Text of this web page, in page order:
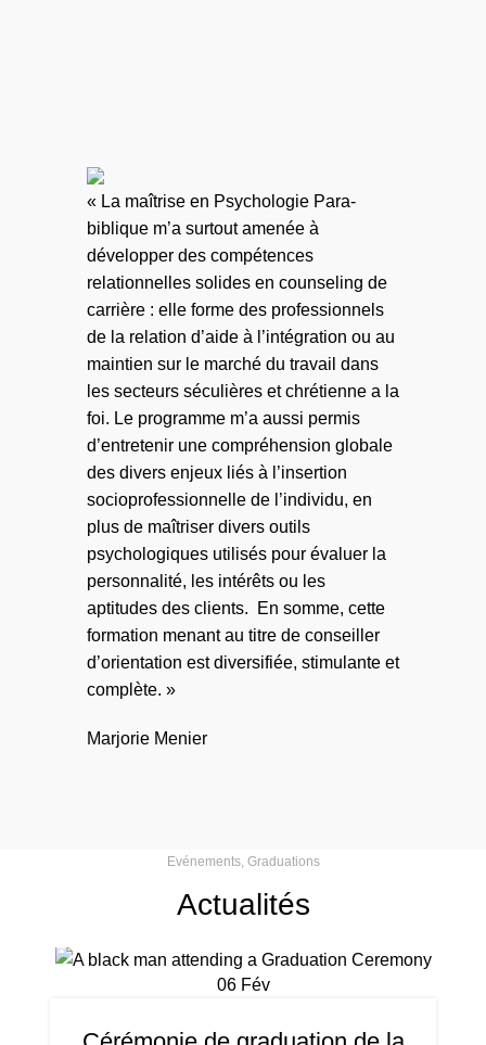
« La maîtrise en Psychologie Para-
biblique m’a surtout amenée à
développer des compétences
relationnelles solides en counseling de
carrière : elle forme des professionnels
de la relation d’aide à l’intégration ou au
maintien sur le marché du travail dans
les secteurs séculières et chrétienne a la
foi. Le programme m’a aussi permis
d’entretenir une compréhension globale
des divers enjeux liés à l’insertion
socioprofessionnelle de l’individu, en
plus de maîtriser divers outils
psychologiques utilisés pour évaluer la
personnalité, les intérêts ou les
aptitudes des clients. En somme, cette
formation menant au titre de conseiller
d’orientation est diversifiée, stimulante et
complète. »
Marjorie Menier
Evénements, Graduations
Actualités
06 Fév